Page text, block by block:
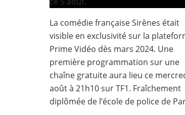
La comédie française Sirènes était
visible en exclusivité sur la
Prime Vidéo dès mars 2024. Une
première programmation sur une
chaîne gratuite aura lieu ce
août à 21h10 sur TF1. Fraîchement
diplômée de l’école de police de